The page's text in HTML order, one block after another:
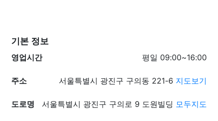
기본 정보
영업시간
평일 09:00~16:00
주소 서울특별시 광진구 구의동 221-6 지도보기
도로명 서울특별시 광진구 구의로 9 도원빌딩 모두지도